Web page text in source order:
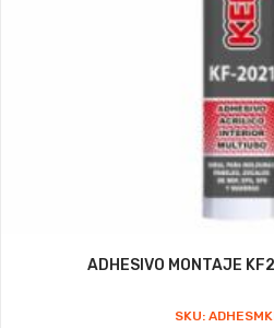
ADHESIVO MONTAJE
SKU: